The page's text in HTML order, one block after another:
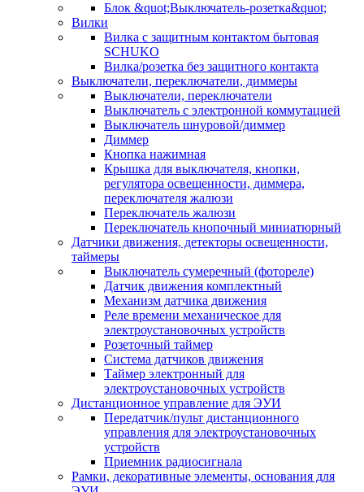
Блок &quot;Выключатель-розетка&quot;
Вилки
Вилка с защитным контактом бытовая
SCHUKO
Вилка/розетка без защитного контакта
Выключатели, переключатели, диммеры
Выключатели, переключатели
Выключатель с электронной коммутацией
Выключатель шнуровой/диммер
Диммер
Кнопка нажимная
Крышка для выключателя, кнопки,
регулятора освещенности, диммера,
переключателя жалюзи
Переключатель жалюзи
Переключатель кнопочный миниатюрный
Датчики движения, детекторы освещенности,
таймеры
Выключатель сумеречный (фотореле)
Датчик движения комплектный
Механизм датчика движения
Реле времени механическое для
электроустановочных устройств
Розеточный таймер
Система датчиков движения
Таймер электронный для
электроустановочных устройств
Дистанционное управление для ЭУИ
Передатчик/пульт дистанционного
управления для электроустановочных
устройств
Приемник радиосигнала
Рамки, декоративные элементы, основания для